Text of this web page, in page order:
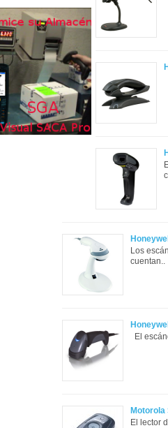
Los
cuentan..
El
Motorola
El lector